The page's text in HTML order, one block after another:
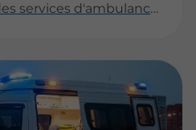
services d'ambulance.
Cet article explore
qui justifient l'appel à